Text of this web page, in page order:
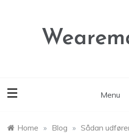
Menu
Home » Blog » Sådan